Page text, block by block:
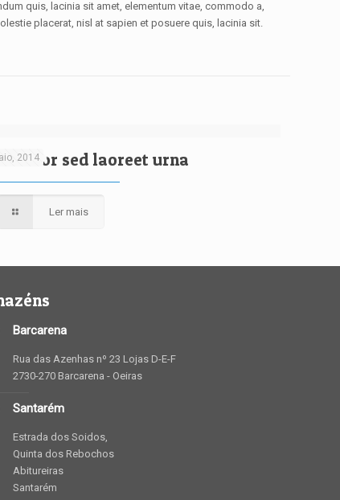
quis, lacinia sit amet, elementum vitae, commodo a,
placerat, nisl at sapien et posuere quis, lacinia sit.
2014
dolor sed laoreet urna
Ler mais
Barcarena
Rua das Azenhas nº 23 Lojas D-E-F
2730-270 Barcarena - Oeiras
Santarém
Estrada dos Soidos,
Quinta dos Rebochos
Abitureiras
Santarém